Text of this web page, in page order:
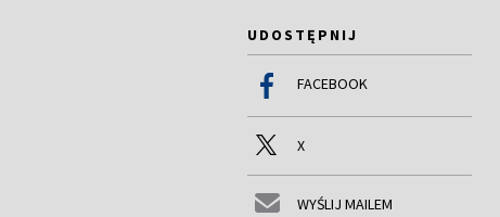
UDOSTĘPNIJ
FACEBOOK
X
WYŚLIJ MAILEM